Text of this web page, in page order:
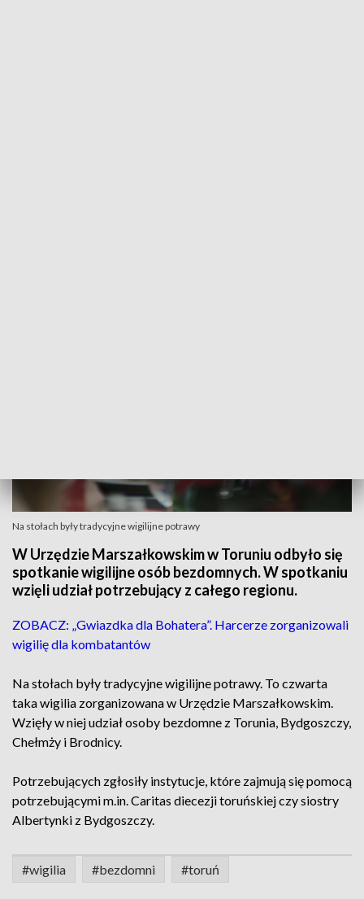
Na stołach były tradycyjne wigilijne potrawy
W Urzędzie Marszałkowskim w Toruniu odbyło się
spotkanie wigilijne osób bezdomnych. W spotkaniu
wzięli udział potrzebujący z całego regionu.
ZOBACZ: „Gwiazdka dla Bohatera”. Harcerze zorganizowali
wigilię dla kombatantów
Na stołach były tradycyjne wigilijne potrawy. To czwarta
taka wigilia zorganizowana w Urzędzie Marszałkowskim.
Wzięły w niej udział osoby bezdomne z Torunia, Bydgoszczy,
Chełmży i Brodnicy.
Potrzebujących zgłosiły instytucje, które zajmują się pomocą
potrzebującymi m.in. Caritas diecezji toruńskiej czy siostry
Albertynki z Bydgoszczy.
#wigilia #bezdomni #toruń